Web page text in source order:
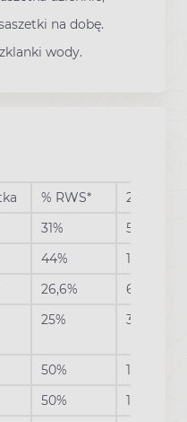
na dobę.
wody.
% RWS*
2 saszetki
31%
50 mg
44%
14 mg
26,6%
6,4 mg
25% 3 mg
50%
1,4 mg
50%
1,4 mg